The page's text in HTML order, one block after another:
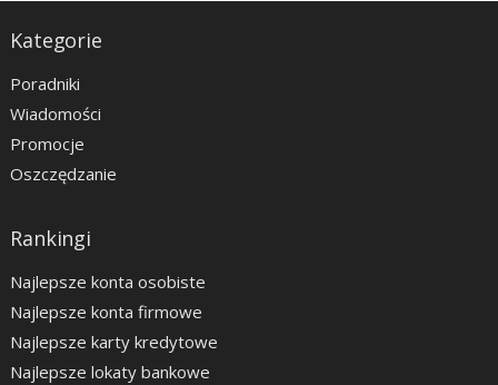
Kategorie
Poradniki
Wiadomości
Promocje
Oszczędzanie
Rankingi
Najlepsze konta osobiste
Najlepsze konta firmowe
Najlepsze karty kredytowe
Najlepsze lokaty bankowe